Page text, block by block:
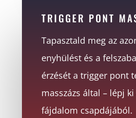
TRIGGER PONT
Tapasztald meg az
enyhülést és a
érzését a trigger pont
masszázs által – lépj ki
fájdalom csapdájából.